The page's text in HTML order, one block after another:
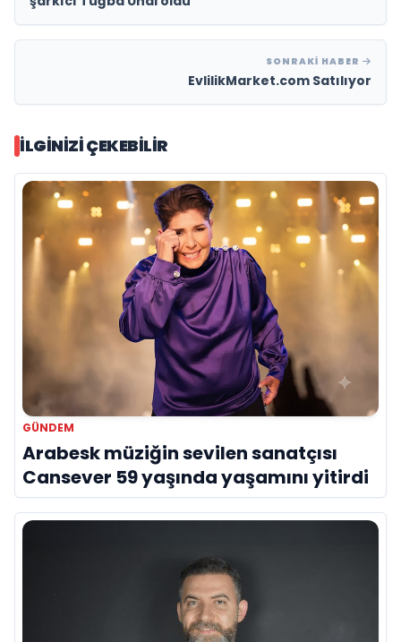
SONRAKI HABER
EvlilikMarket.com Satılıyor
İLGINIZI ÇEKEBILIR
GÜNDEM
Arabesk müziğin sevilen sanatçısı
Cansever 59 yaşında yaşamını yitirdi